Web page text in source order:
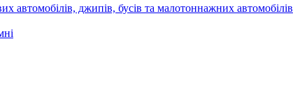
автомобілів, джипів, бусів та малотоннажних автомобілів